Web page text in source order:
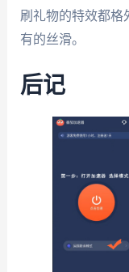
刷礼物的特效都格
有的丝滑。
后记